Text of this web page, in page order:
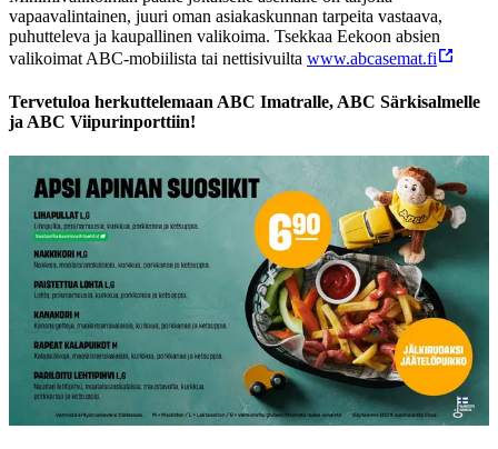
vapaavalintainen, juuri oman asiakaskunnan tarpeita vastaava,
puhutteleva ja kaupallinen valikoima. Tsekkaa Eekoon absien
valikoimat ABC-mobiilista tai nettisivuilta www.abcasemat.fi
Tervetuloa herkuttelemaan ABC Imatralle, ABC Särkisalmelle
ja ABC Viipurinporttiin!